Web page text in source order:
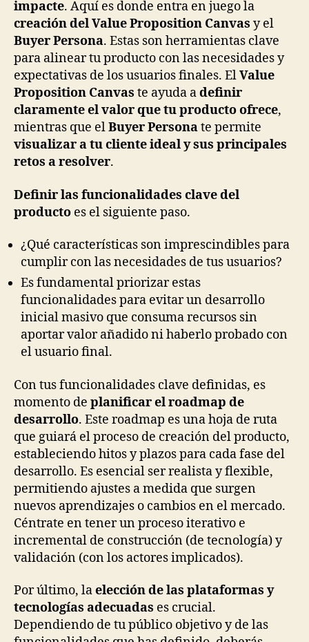
impacte. Aquí es donde entra en juego la
creación del Value Proposition Canvas y el
Buyer Persona. Estas son herramientas clave
para alinear tu producto con las necesidades y
expectativas de los usuarios finales. ElValue
Proposition Canvas te ayuda adefinir
claramente el valor que tu producto ofrece,
mientras que elBuyer Personate permite
visualizar a tu cliente ideal y sus principales
retos a resolver.
Definir las funcionalidades clave del
producto es el siguiente paso.
¿Qué características son imprescindibles para
cumplir con las necesidades de tus usuarios?
Es fundamental priorizar estas
funcionalidades para evitar un desarrollo
inicial masivo que consuma recursos sin
aportar valor añadido ni haberlo probado con
el usuario final.
Con tus funcionalidades clave definidas, es
momento de planificar el roadmap de
desarrollo. Este roadmap es una hoja de ruta
que guiará el proceso de creación del producto,
estableciendo hitos y plazos para cada fase del
desarrollo. Es esencial ser realista y flexible,
permitiendo ajustes a medida que surgen
nuevos aprendizajes o cambios en el mercado.
Céntrate en tener un proceso iterativo e
incremental de construcción (de tecnología) y
validación (con los actores implicados).
Por último, laelección de las plataformas y
tecnologías adecuadas es crucial.
Dependiendo de tu público objetivo y de las